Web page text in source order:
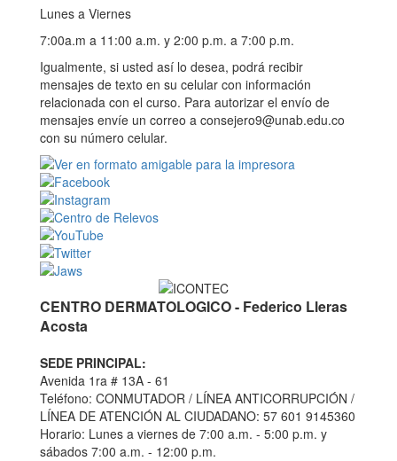
Lunes a Viernes
7:00a.m a 11:00 a.m. y 2:00 p.m. a 7:00 p.m.
Igualmente, si usted así lo desea, podrá recibir
mensajes de texto en su celular con información
relacionada con el curso. Para autorizar el envío de
mensajes envíe un correo a consejero9@unab.edu.co
con su número celular.
CENTRO DERMATOLOGICO - Federico Lleras
Acosta
SEDE PRINCIPAL:
Avenida 1ra # 13A - 61
Teléfono: CONMUTADOR / LÍNEA ANTICORRUPCIÓN /
LÍNEA DE ATENCIÓN AL CIUDADANO: 57 601 9145360
Horario: Lunes a viernes de 7:00 a.m. - 5:00 p.m. y
sábados 7:00 a.m. - 12:00 p.m.